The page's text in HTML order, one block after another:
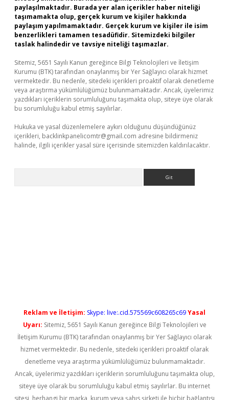
paylaşılmaktadır. Burada yer alan içerikler haber niteliği
taşımamakta olup, gerçek kurum ve kişiler hakkında
paylaşım yapılmamaktadır. Gerçek kurum ve kişiler ile isim
benzerlikleri tamamen tesadüfidir. Sitemizdeki bilgiler
taslak halindedir ve tavsiye niteliği taşımazlar.
Sitemiz, 5651 Sayılı Kanun gereğince Bilgi Teknolojileri ve İletişim
Kurumu (BTK) tarafından onaylanmış bir Yer Sağlayıcı olarak hizmet
vermektedir. Bu nedenle, sitedeki içerikleri proaktif olarak denetleme
veya araştırma yükümlülüğümüz bulunmamaktadır. Ancak, üyelerimiz
yazdıkları içeriklerin sorumluluğunu taşımakta olup, siteye üye olarak
bu sorumluluğu kabul etmiş sayılırlar.
Hukuka ve yasal düzenlemelere aykırı olduğunu düşündüğünüz
içerikleri, backlinkpanelicomtr@gmail.com adresine bildirmeniz
halinde, ilgili içerikler yasal süre içerisinde sitemizden kaldırılacaktır.
Reklam ve İletişim: Skype: live:.cid.575569c608265c69Yasal
Uyarı: Sitemiz, 5651 Sayılı Kanun gereğince Bilgi Teknolojileri ve
İletişim Kurumu (BTK) tarafından onaylanmış bir Yer Sağlayıcı olarak
hizmet vermektedir. Bu nedenle, sitedeki içerikleri proaktif olarak
denetleme veya araştırma yükümlülüğümüz bulunmamaktadır.
Ancak, üyelerimiz yazdıkları içeriklerin sorumluluğunu taşımakta olup,
siteye üye olarak bu sorumluluğu kabul etmiş sayılırlar. Bu internet
sitesi, herhangi bir marka, kurum veya şahıs şirketi ile hiçbir bağlantısı